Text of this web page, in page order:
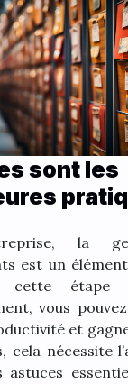
sont les
et
?
la
est un
cette étape
vous
et
cela nécessite
astuces